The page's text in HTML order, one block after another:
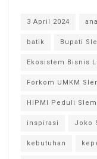
3 April 2024
batik Bupati
Ekosistem Bisnis
Forkom UMKM
HIPMI Peduli
inspirasi Joko
kebutuhan